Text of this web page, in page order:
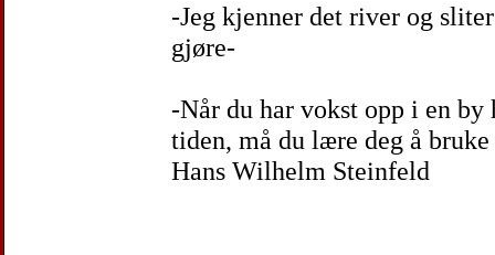
-Jeg kjenner det river og
gjøre-
-Når du har vokst opp i en
tiden, må du lære deg å bruke
Hans Wilhelm Steinfeld